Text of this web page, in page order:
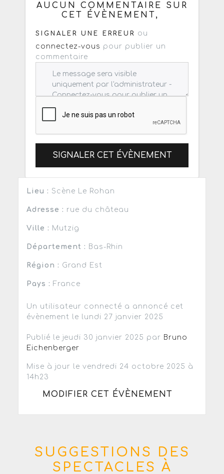
AUCUN COMMENTAIRE SUR
CET ÉVÈNEMENT,
SIGNALER UNE ERREUR
ou
connectez-vous pour publier un
commentaire
SIGNALER CET ÉVÈNEMENT
Lieu : Scène Le Rohan
Adresse : rue du château
Ville : Mutzig
Département : Bas-Rhin
Région : Grand Est
Pays : France
Un utilisateur connecté a annoncé cet
évènement le lundi 27 janvier 2025
Publié le jeudi 30 janvier 2025 par Bruno
Eichenberger
Mise à jour le vendredi 24 octobre 2025 à
14h23
MODIFIER CET ÉVÈNEMENT
SUGGESTIONS DES
SPECTACLES À